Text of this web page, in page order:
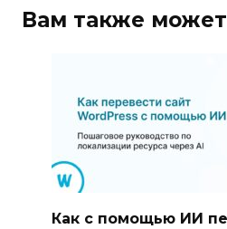
Вам также
Как с помощью ИИ